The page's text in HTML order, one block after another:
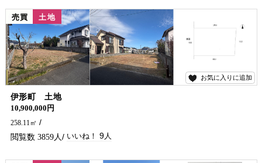
売買
値下げ 土地
お気に入りに追加
伊形町 土地
10,900,000円
258.11㎡
3859 9